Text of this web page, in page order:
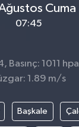
Cuma
07:45
Basınç: 1011
1.89 m/s
Başkale